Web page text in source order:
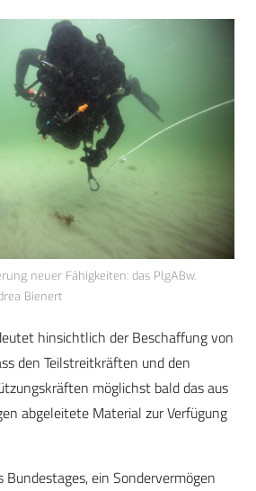
neuer Fähigkeiten: das PlgABw.
Bienert
hinsichtlich der Beschaffung von
den Teilstreitkräften und den
möglichst bald das aus
abgeleitete Material zur Verfügung
Bundestages, ein Sondervermögen